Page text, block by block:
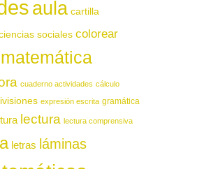
aula cartilla
sociales colorear
cuaderno actividades cálculo
expresión escrita gramática
lectura lectura comprensiva
letras láminas